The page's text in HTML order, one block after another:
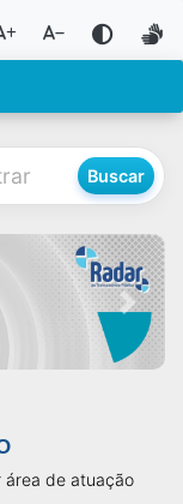
Buscar
Next
área de atuação